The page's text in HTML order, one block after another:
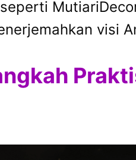
visi